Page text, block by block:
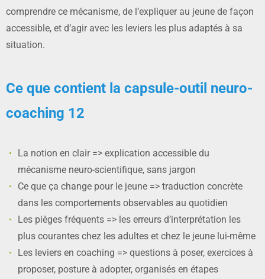
comprendre ce mécanisme, de l’expliquer au jeune de façon
accessible, et d’agir avec les leviers les plus adaptés à sa
situation.
Ce que contient la capsule-outil neuro-
coaching 12
La notion en clair => explication accessible du
mécanisme neuro-scientifique, sans jargon
Ce que ça change pour le jeune => traduction concrète
dans les comportements observables au quotidien
Les pièges fréquents => les erreurs d’interprétation les
plus courantes chez les adultes et chez le jeune lui-même
Les leviers en coaching => questions à poser, exercices à
proposer, posture à adopter, organisés en étapes